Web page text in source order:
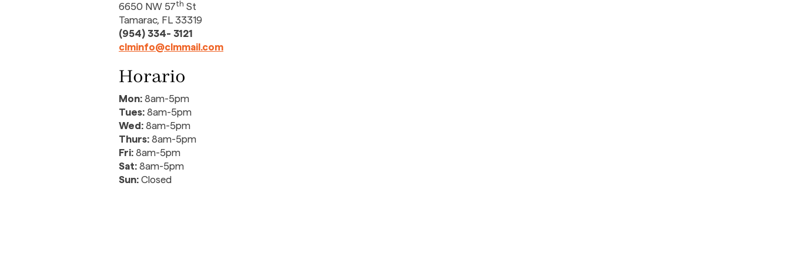
6650 NW 57th St
Tamarac, FL 33319
(954) 334- 3121
clminfo@clmmail.com
Horario
Mon: 8am-5pm
Tues: 8am-5pm
Wed: 8am-5pm
Thurs: 8am-5pm
Fri: 8am-5pm
Sat: 8am-5pm
Sun: Closed